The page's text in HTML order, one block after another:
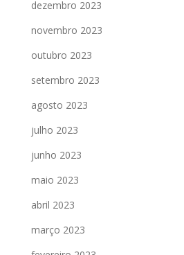
dezembro 2023
novembro 2023
outubro 2023
setembro 2023
agosto 2023
julho 2023
junho 2023
maio 2023
abril 2023
março 2023